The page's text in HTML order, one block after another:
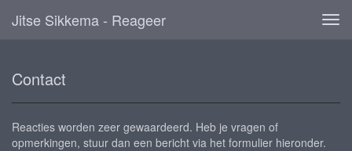
Jitse Sikkema - Reageer
Contact
Reacties worden zeer gewaardeerd. Heb je vragen of
opmerkingen, stuur dan een bericht via het formulier hieronder.